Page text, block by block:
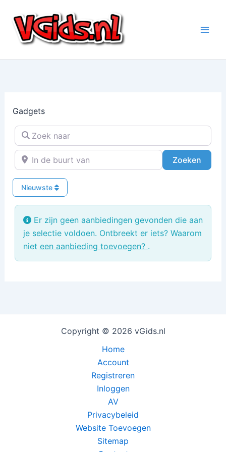
naar
inhoud
Gadgets
Zoek naar
In de buurt van
Zoeken
Nieuwste
Er zijn geen aanbiedingen gevonden die aan
je selectie voldoen. Ontbreekt er iets? Waarom
niet een aanbieding toevoegen? .
Copyright © 2026 vGids.nl
Home
Account
Registreren
Inloggen
AV
Privacybeleid
Website Toevoegen
Sitemap